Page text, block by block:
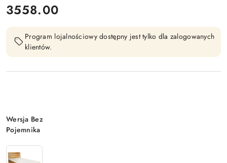
cena:
3558.00
Program lojalnościowy dostępny jest tylko dla zalogowanych
klientów.
Wariant
Wersja Bez
Pojemnika